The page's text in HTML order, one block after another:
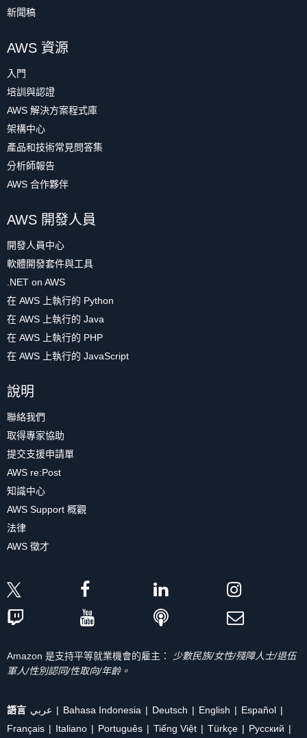
新聞稿
AWS 資源
入門
培訓與認證
AWS 解決方案程式庫
架構中心
產品和技術常見問答集
分析師報告
AWS 合作夥伴
AWS 開發人員
開發人員中心
軟體開發套件與工具
.NET on AWS
在 AWS 上執行的 Python
在 AWS 上執行的 Java
在 AWS 上執行的 PHP
在 AWS 上執行的 JavaScript
說明
聯絡我們
取得專家協助
提交支援申請單
AWS re:Post
知識中心
AWS Support 概觀
法律
AWS 徵才
Amazon 是支持平等就業機會的雇主：
少數民族/女性/殘障人士/退伍
軍人/性別認同/性取向/年齡。
語言 عربي Bahasa Indonesia Deutsch English
Español
Français
Italiano Português Tiếng Việt Türkçe Ρусский